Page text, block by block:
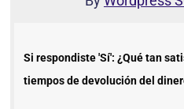
Si respondiste 'Sí': ¿Qué tan
tiempos de devolución del